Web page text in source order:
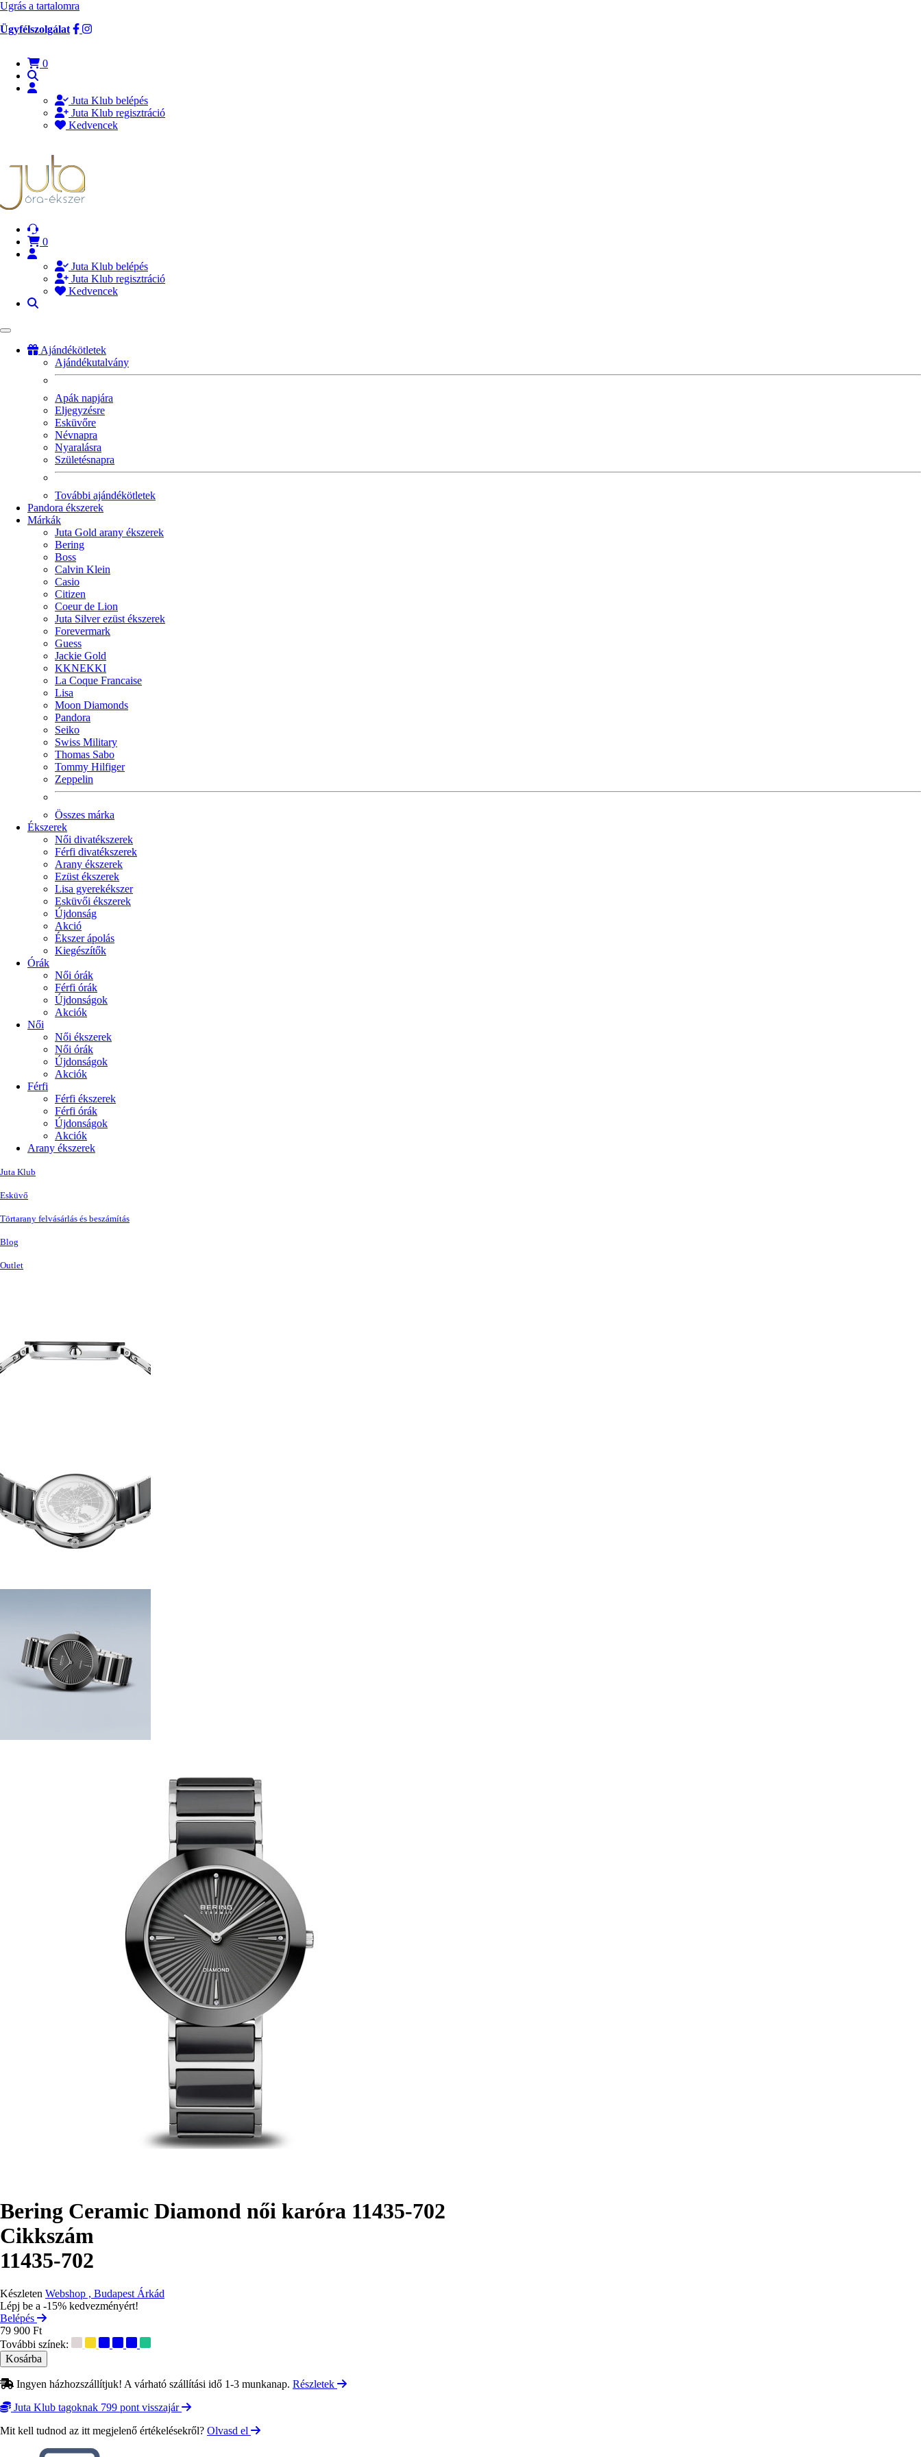
Ugrás a tartalomra
Ügyfélszolgálat
0
Juta Klub belépés
Juta Klub regisztráció
Kedvencek
0
Juta Klub belépés
Juta Klub regisztráció
Kedvencek
Ajándékötletek
Ajándékutalvány
Apák napjára
Eljegyzésre
Esküvőre
Névnapra
Nyaralásra
Születésnapra
További ajándékötletek
Pandora ékszerek
Márkák
Juta Gold arany ékszerek
Bering
Boss
Calvin Klein
Casio
Citizen
Coeur de Lion
Juta Silver ezüst ékszerek
Forevermark
Guess
Jackie Gold
KKNEKKI
La Coque Francaise
Lisa
Moon Diamonds
Pandora
Seiko
Swiss Military
Thomas Sabo
Tommy Hilfiger
Zeppelin
Összes márka
Ékszerek
Női divatékszerek
Férfi divatékszerek
Arany ékszerek
Ezüst ékszerek
Lisa gyerekékszer
Esküvői ékszerek
Újdonság
Akció
Ékszer ápolás
Kiegészítők
Órák
Női órák
Férfi órák
Újdonságok
Akciók
Női
Női ékszerek
Női órák
Újdonságok
Akciók
Férfi
Férfi ékszerek
Férfi órák
Újdonságok
Akciók
Arany ékszerek
Juta Klub
Esküvő
Törtarany felvásárlás és beszámítás
Blog
Outlet
Bering Ceramic Diamond női karóra 11435-702
Cikkszám
11435-702
Készleten Webshop , Budapest Árkád
Lépj be a -15% kedvezményért!
Belépés
79 900 Ft
További színek:
Ingyen házhozszállítjuk! A várható szállítási idő 1-3 munkanap. Részletek
Juta Klub tagoknak 799 pont visszajár
Mit kell tudnod az itt megjelenő értékelésekről? Olvasd el